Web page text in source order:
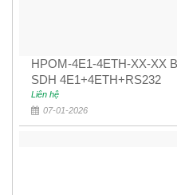
HPOM-4E1-4ETH-XX-XX
SDH 4E1+4ETH+RS232
Liên hệ
07-01-2026